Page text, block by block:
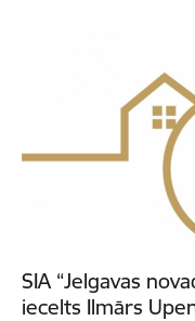
SIA “Jelgavas
iecelts Ilmārs